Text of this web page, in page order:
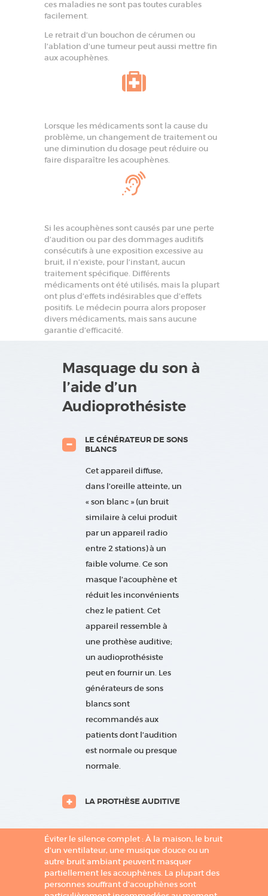
ces maladies ne sont pas toutes curables
facilement.
Le retrait d’un bouchon de cérumen ou
l’ablation d’une tumeur peut aussi mettre fin
aux acouphènes.
Lorsque les médicaments sont la cause du
problème, un changement de traitement ou
une diminution du dosage peut réduire ou
faire disparaître les acouphènes.
Si les acouphènes sont causés par une perte
d’audition ou par des dommages auditifs
consécutifs à une exposition excessive au
bruit, il n’existe, pour l’instant, aucun
traitement spécifique. Différents
médicaments ont été utilisés, mais la plupart
ont plus d’effets indésirables que d’effets
positifs. Le médecin pourra alors proposer
divers médicaments, mais sans aucune
garantie d’efficacité.
Masquage du son à
l’aide d’un
Audioprothésiste
LE GÉNÉRATEUR DE SONS
BLANCS
Cet appareil diffuse,
dans l’oreille atteinte, un
« son blanc » (un bruit
similaire à celui produit
par un appareil radio
entre 2 stations) à un
faible volume. Ce son
masque l’acouphène et
réduit les inconvénients
chez le patient. Cet
appareil ressemble à
une prothèse auditive;
un audioprothésiste
peut en fournir un. Les
générateurs de sons
blancs sont
recommandés aux
patients dont l’audition
est normale ou presque
normale.
LA PROTHÈSE AUDITIVE
Éviter le silence complet : À la maison, le bruit
d’un ventilateur, une musique douce ou un
autre bruit ambiant peuvent masquer
partiellement les acouphènes. La plupart des
personnes souffrant d’acouphènes sont